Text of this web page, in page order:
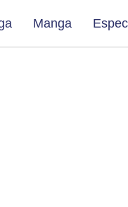
Manga